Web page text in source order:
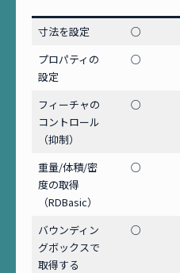
寸法を設定
○
プロパティの
設定
○
フィーチャの
コントロール
（抑制）
○
重量/体積/密
度の取得
（RDBasic）
○
バウンディン
グボックスで
取得する
○